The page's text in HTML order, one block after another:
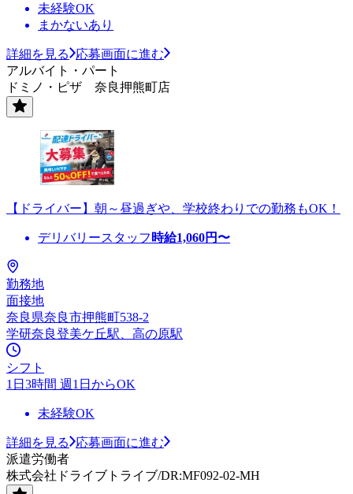
未経験OK
まかないあり
詳細を見る
応募画面に進む
アルバイト・パート
ドミノ・ピザ 奈良押熊町店
【ドライバー】朝～昼過ぎや、学校終わりでの勤務もOK！
デリバリースタッフ 時給1,060円〜
勤務地
面接地
奈良県奈良市押熊町538-2
学研奈良登美ケ丘駅、高の原駅
シフト
1日3時間 週1日からOK
未経験OK
詳細を見る
応募画面に進む
派遣労働者
株式会社ドライブトライブ/DR:MF092-02-MH